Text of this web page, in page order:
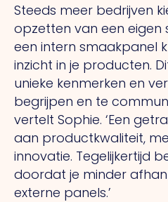
Steeds meer bedrijven
opzetten van een eigen
een intern smaakpanel
inzicht in je producten.
unieke kenmerken en
begrijpen en te
vertelt Sophie. ‘Een
aan productkwaliteit,
innovatie. Tegelijkertijd
doordat je minder
externe panels.’